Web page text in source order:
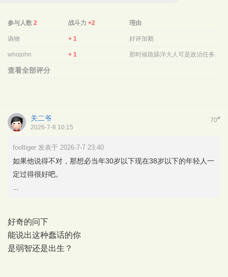
参与人数 2 战斗力+2 理由
偽物 + 1 好评加鹅
whojohn + 1 那时候跪舔洋大人可是政治任务.
查看全部评分
70#
关二爷
2026-7-8 10:15
fooltiger 发表于 2026-7-7 23:40
如果他说得不对，那想必当年30岁以下现在38岁以下的年轻人一
定过得很好吧。
好奇的问下
能说出这种蠢话的你
是弱智还是出生？